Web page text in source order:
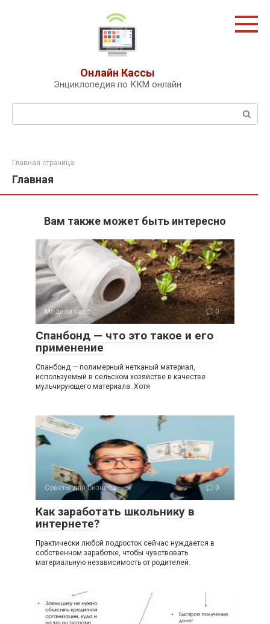
Онлайн Кассы
Энциклопедия по ККМ онлайн
Поиск:
Главная страница
Главная
Вам также может быть интересно
Модели касс 0
Спанбонд — что это такое и его
применение
Спанбонд — полимерный нетканый материал,
используемый в сельском хозяйстве в качестве
мульчирующего материала. Хотя
Советы для бизнеса 0
Как заработать школьнику в
интернете?
Практически любой подросток сейчас нуждается в
собственном заработке, чтобы чувствовать
материальную независимость от родителей.